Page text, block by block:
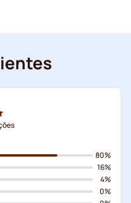
80%
16%
4%
0%